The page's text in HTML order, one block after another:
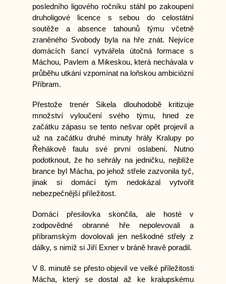
posledního ligového ročníku stáhl po zakoupení
druholigové licence s sebou do celostátní
soutěže a absence tahounů týmu včetně
zraněného Svobody byla na hře znát. Nejvíce
domácích šancí vytvářela útočná formace s
Máchou, Pavlem a Mikeskou, která nechávala v
průběhu utkání vzpomínat na loňskou ambiciózní
Příbram.
Přestože trenér Sikela dlouhodobě kritizuje
množství vyloučení svého týmu, hned ze
začátku zápasu se tento nešvar opět projevil a
už na začátku druhé minuty hrály Kralupy po
Řehákově faulu své první oslabení. Nutno
podotknout, že ho sehrály na jedničku, nejblíže
brance byl Mácha, po jehož střele zazvonila tyč,
jinak si domácí tým nedokázal vytvořit
nebezpečnější příležitost.
Domácí přesilovka skončila, ale hosté v
zodpovědné obranné hře nepolevovali a
příbramským dovolovali jen neškodné střely z
dálky, s nimiž si Jiří Exner v bráně hravě poradil.
V 8. minutě se přesto objevil ve velké příležitosti
Mácha, který se dostal až ke kralupskému